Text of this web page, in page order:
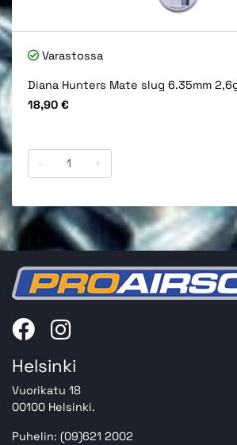
Varastossa
Diana Hunters Mate slug 6.35mm
Hinta
18,90 €
- +
Helsinki
Vuorikatu 18
00100 Helsinki.
Puhelin: (09)621 2002